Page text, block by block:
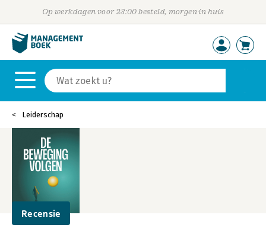
Op werkdagen voor 23:00 besteld, morgen in huis
Leiderschap
Recensie